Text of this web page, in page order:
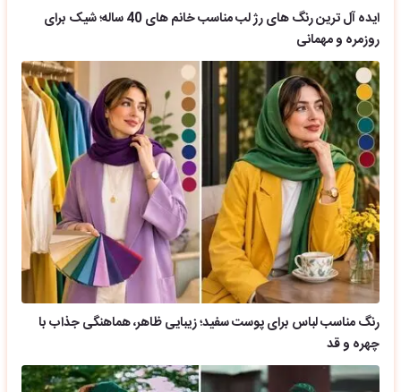
ایده آل ترین رنگ های رژ لب مناسب خانم های 40 ساله؛ شیک برای
روزمره و مهمانی
رنگ مناسب لباس برای پوست سفید؛ زیبایی ظاهر، هماهنگی جذاب با
چهره و قد